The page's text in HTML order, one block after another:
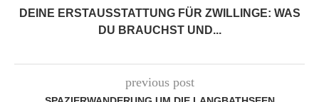
DEINE ERSTAUSSTATTUNG FÜR ZWILLINGE: WAS
DU BRAUCHST UND...
previous post